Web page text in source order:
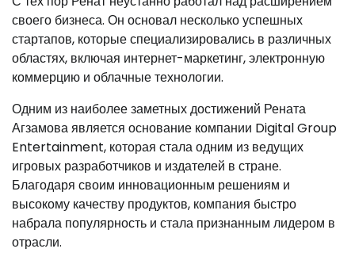
своего бизнеса. Он основал несколько успешных
стартапов, которые специализировались в различных
областях, включая интернет-маркетинг, электронную
коммерцию и облачные технологии.
Одним из наиболее заметных достижений Рената
Агзамова является основание компании Digital Group
Entertainment, которая стала одним из ведущих
игровых разработчиков и издателей в стране.
Благодаря своим инновационным решениям и
высокому качеству продуктов, компания быстро
набрала популярность и стала признанным лидером в
отрасли.